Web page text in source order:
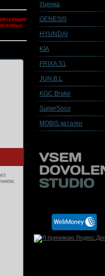
Уценка
GENESIS
HYUNDAI
KIA
FRIXA S1
JUN.B.L
KGC Brake
SuperSoco
MOBIS каталог